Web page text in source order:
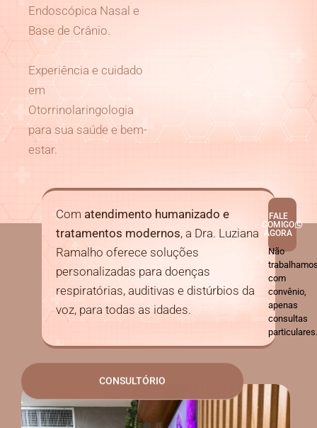
Endoscópica Nasal e
Base de Crânio.
Experiência e cuidado
em
Otorrinolaringologia
para sua saúde e bem-
estar.
Com atendimento humanizado e
tratamentos modernos, a Dra. Luziana
Ramalho oferece soluções
personalizadas para doenças
respiratórias, auditivas e distúrbios da
voz, para todas as idades.
FALE
COMIGO
AGORA
Não
com
convênio,
apenas
consultas
particulares.
CONSULTÓRIO